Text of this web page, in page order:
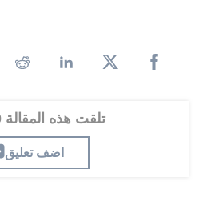
تلقت هذه المقالة 0 تعليق
اضف تعليق